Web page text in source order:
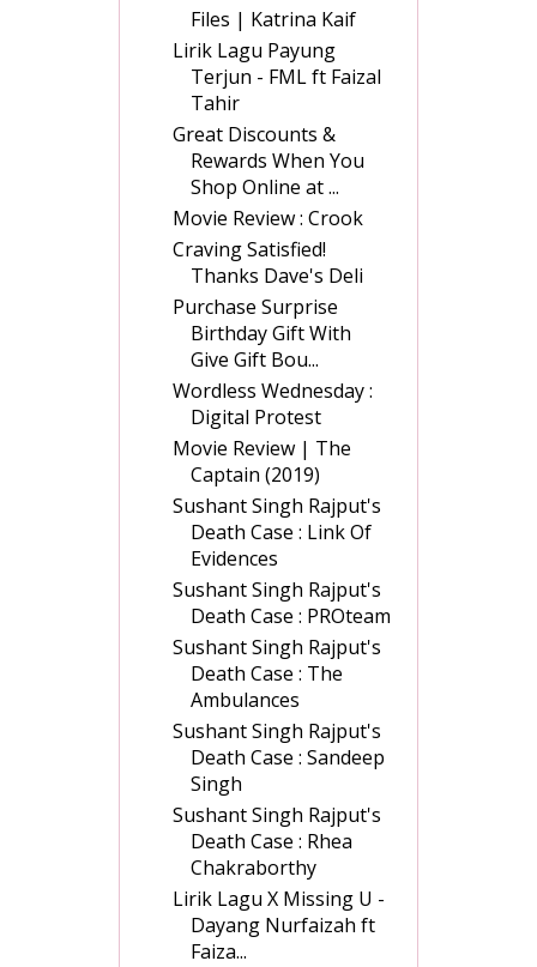
Files | Katrina Kaif
Lirik Lagu Payung
Terjun - FML ft Faizal
Tahir
Great Discounts &
Rewards When You
Shop Online at ...
Movie Review : Crook
Craving Satisfied!
Thanks Dave's Deli
Purchase Surprise
Birthday Gift With
Give Gift Bou...
Wordless Wednesday :
Digital Protest
Movie Review | The
Captain (2019)
Sushant Singh Rajput's
Death Case : Link Of
Evidences
Sushant Singh Rajput's
Death Case : PROteam
Sushant Singh Rajput's
Death Case : The
Ambulances
Sushant Singh Rajput's
Death Case : Sandeep
Singh
Sushant Singh Rajput's
Death Case : Rhea
Chakraborthy
Lirik Lagu X Missing U -
Dayang Nurfaizah ft
Faiza...